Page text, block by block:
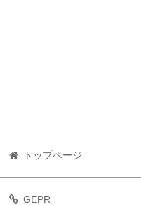
トップページ
GEPR